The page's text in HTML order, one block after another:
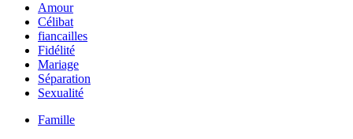
Amour
Célibat
fiancailles
Fidélité
Mariage
Séparation
Sexualité
Famille